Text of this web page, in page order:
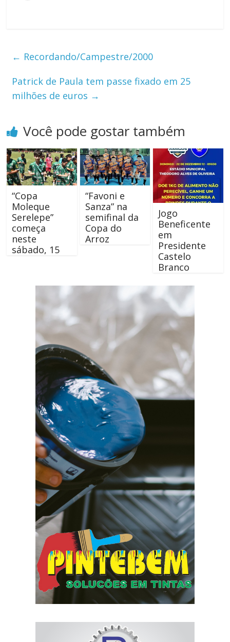
← Recordando/Campestre/2000
Patrick de Paula tem passe fixado em 25
milhões de euros →
Você pode gostar também
“Copa
Moleque
Serelepe”
começa
neste
sábado, 15
“Favoni e
Sanza” na
semifinal da
Copa do
Arroz
Jogo
Beneficente
em
Presidente
Castelo
Branco